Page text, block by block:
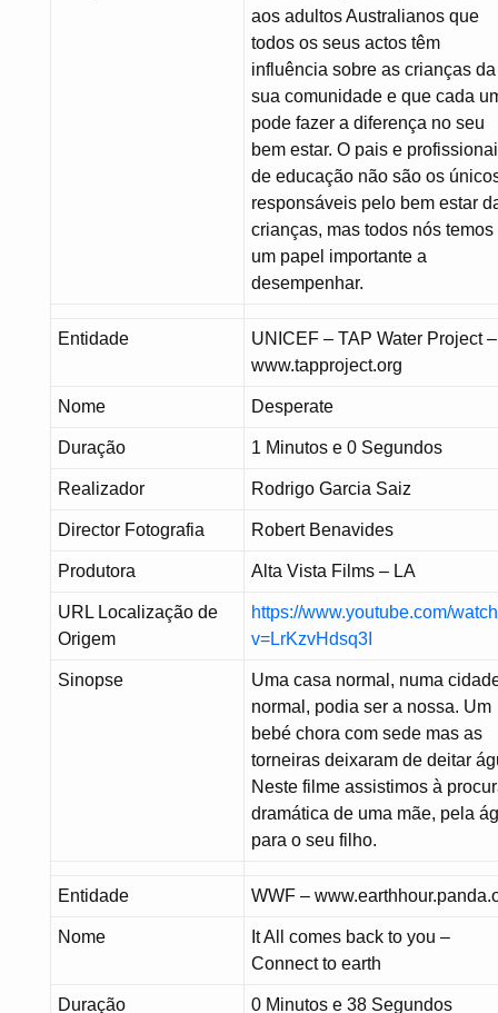
aos adultos Australianos que
todos os seus actos têm
influência sobre as crianças da
sua comunidade e que cada
pode fazer a diferença no seu
bem estar. O pais e
de educação não são os
responsáveis pelo bem estar
crianças, mas todos nós temos
um papel importante a
desempenhar.
Entidade
UNICEF – TAP Water Project –
www.tapproject.org
Nome Desperate
Duração 1 Minutos e 0 Segundos
Realizador Rodrigo Garcia Saiz
Director Fotografia Robert Benavides
Produtora Alta Vista Films – LA
URL Localização de
Origem
https://www.youtube.com/
v=LrKzvHdsq3I
Sinopse
Uma casa normal, numa
normal, podia ser a nossa. Um
bebé chora com sede mas as
torneiras deixaram de deitar
Neste filme assistimos à
dramática de uma mãe, pela
para o seu filho.
Entidade WWF –
Nome
It All comes back to you –
Connect to earth
Duração 0 Minutos e 38 Segundos